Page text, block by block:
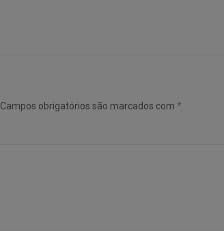
Campos obrigatórios são marcados com *